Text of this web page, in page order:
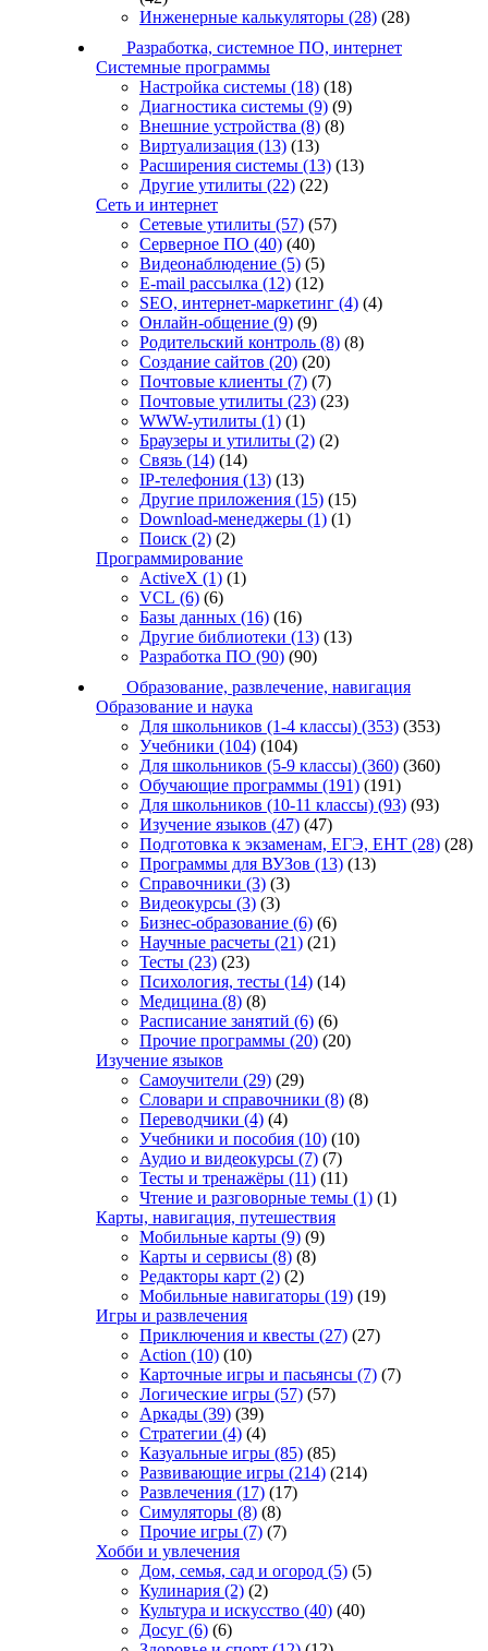
Инженерные калькуляторы (28) (28)
Разработка, системное ПО, интернет
Системные программы
Настройка системы (18) (18)
Диагностика системы (9) (9)
Внешние устройства (8) (8)
Виртуализация (13) (13)
Расширения системы (13) (13)
Другие утилиты (22) (22)
Сеть и интернет
Сетевые утилиты (57) (57)
Серверное ПО (40) (40)
Видеонаблюдение (5) (5)
E-mail рассылка (12) (12)
SEO, интернет-маркетинг (4) (4)
Онлайн-общение (9) (9)
Родительский контроль (8) (8)
Создание сайтов (20) (20)
Почтовые клиенты (7) (7)
Почтовые утилиты (23) (23)
WWW-утилиты (1) (1)
Браузеры и утилиты (2) (2)
Связь (14) (14)
IP-телефония (13) (13)
Другие приложения (15) (15)
Download-менеджеры (1) (1)
Поиск (2) (2)
Программирование
ActiveX (1) (1)
VCL (6) (6)
Базы данных (16) (16)
Другие библиотеки (13) (13)
Разработка ПО (90) (90)
Образование, развлечение, навигация
Образование и наука
Для школьников (1-4 классы) (353) (353)
Учебники (104) (104)
Для школьников (5-9 классы) (360) (360)
Обучающие программы (191) (191)
Для школьников (10-11 классы) (93) (93)
Изучение языков (47) (47)
Подготовка к экзаменам, ЕГЭ, ЕНТ (28) (28)
Программы для ВУЗов (13) (13)
Справочники (3) (3)
Видеокурсы (3) (3)
Бизнес-образование (6) (6)
Научные расчеты (21) (21)
Тесты (23) (23)
Психология, тесты (14) (14)
Медицина (8) (8)
Расписание занятий (6) (6)
Прочие программы (20) (20)
Изучение языков
Самоучители (29) (29)
Словари и справочники (8) (8)
Переводчики (4) (4)
Учебники и пособия (10) (10)
Аудио и видеокурсы (7) (7)
Тесты и тренажёры (11) (11)
Чтение и разговорные темы (1) (1)
Карты, навигация, путешествия
Мобильные карты (9) (9)
Карты и сервисы (8) (8)
Редакторы карт (2) (2)
Мобильные навигаторы (19) (19)
Игры и развлечения
Приключения и квесты (27) (27)
Action (10) (10)
Карточные игры и пасьянсы (7) (7)
Логические игры (57) (57)
Аркады (39) (39)
Стратегии (4) (4)
Казуальные игры (85) (85)
Развивающие игры (214) (214)
Развлечения (17) (17)
Симуляторы (8) (8)
Прочие игры (7) (7)
Хобби и увлечения
Дом, семья, сад и огород (5) (5)
Кулинария (2) (2)
Культура и искусство (40) (40)
Досуг (6) (6)